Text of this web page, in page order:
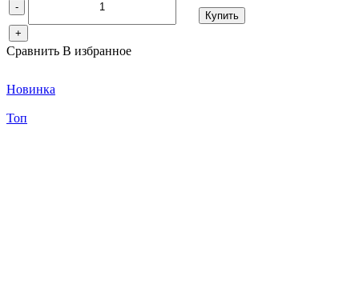
-
+
Купить
Сравнить В избранное
Новинка
Топ